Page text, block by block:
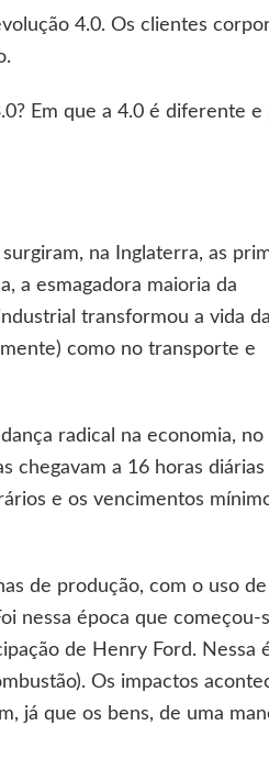
4.0. Os clientes
Em que a 4.0 é diferente e
na Inglaterra, as
a esmagadora maioria da
transformou a vida
como no transporte e
radical na economia, no
chegavam a 16 horas diárias
e os vencimentos
de produção, com o uso de
nessa época que começou-
de Henry Ford. Nessa
Os impactos
já que os bens, de uma